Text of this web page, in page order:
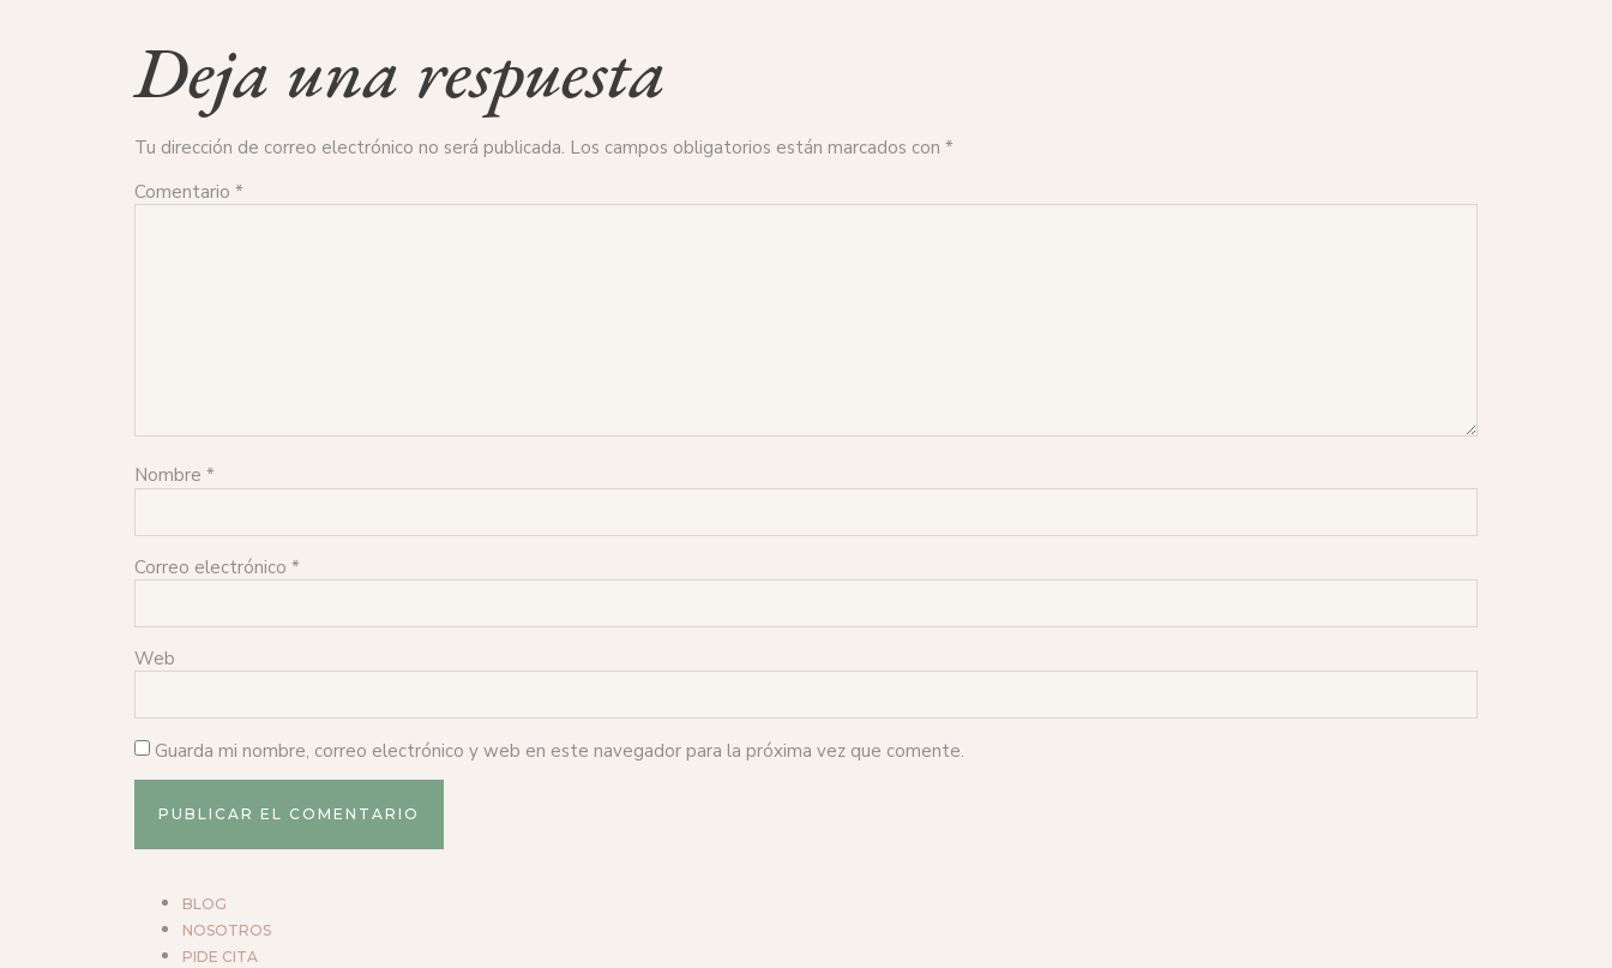
Deja una respuesta
Tu dirección de correo electrónico no será publicada. Los campos obligatorios están marcados con *
Comentario *
Nombre *
Correo electrónico *
Web
Guarda mi nombre, correo electrónico y web en este navegador para la próxima vez que comente.
BLOG
NOSOTROS
PIDE CITA